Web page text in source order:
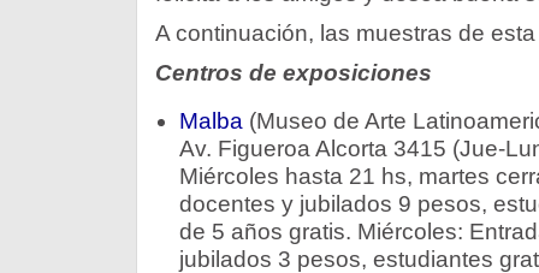
A continuación, las muestras de
Centros de exposiciones
Malba (Museo de Arte
Av. Figueroa Alcorta 3415 (Jue-
Miércoles hasta 21 hs, martes
docentes y jubilados 9 pesos,
de 5 años gratis. Miércoles:
jubilados 3 pesos, estudiantes